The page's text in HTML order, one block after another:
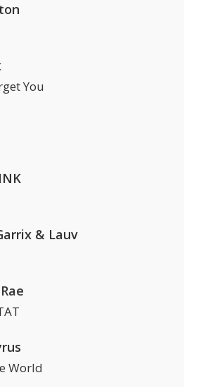
You
& Lauv
World